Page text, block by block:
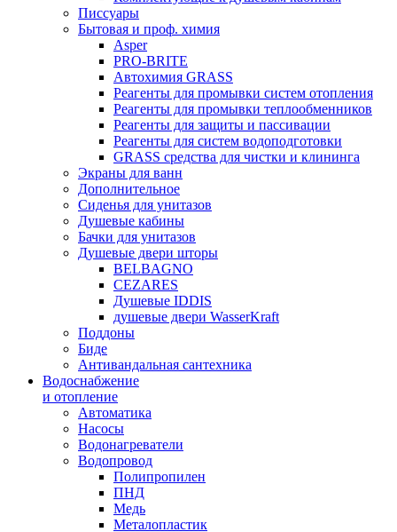
Писсуары
Бытовая и проф. химия
Asper
PRO-BRITE
Автохимия GRASS
Реагенты для промывки систем отопления
Реагенты для промывки теплообменников
Реагенты для защиты и пассивации
Реагенты для систем водоподготовки
GRASS средства для чистки и клининга
Экраны для ванн
Дополнительное
Сиденья для унитазов
Душевые кабины
Бачки для унитазов
Душевые двери шторы
BELBAGNO
CEZARES
Душевые IDDIS
душевые двери WasserKraft
Поддоны
Биде
Антивандальная сантехника
Водоснабжение
и отопление
Автоматика
Насосы
Водонагреватели
Водопровод
Полипропилен
ПНД
Медь
Металопластик